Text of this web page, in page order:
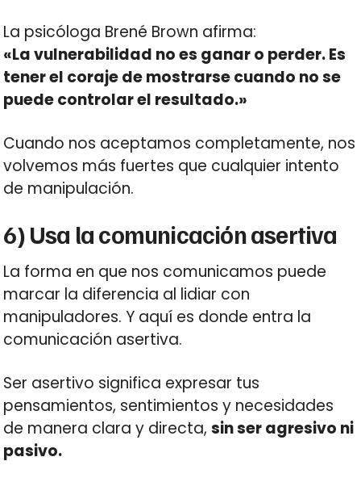
La psicóloga Brené Brown afirma:
«La vulnerabilidad no es ganar o perder. Es
tener el coraje de mostrarse cuando no se
puede controlar el resultado.»
Cuando nos aceptamos completamente, nos
volvemos más fuertes que cualquier intento
de manipulación.
6) Usa la comunicación asertiva
La forma en que nos comunicamos puede
marcar la diferencia al lidiar con
manipuladores. Y aquí es donde entra la
comunicación asertiva.
Ser asertivo significa expresar tus
pensamientos, sentimientos y necesidades
de manera clara y directa,sin ser agresivo ni
pasivo.